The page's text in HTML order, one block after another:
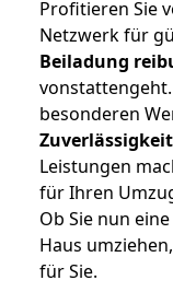
Profitieren Sie
Netzwerk für
Beiladung
besonderen
Leistungen
für Ihren
Ob Sie nun
Haus
für Sie.